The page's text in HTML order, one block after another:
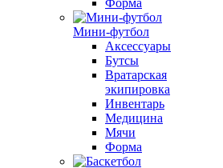
Форма
Мини-футбол
Аксессуары
Бутсы
Вратарская
экипировка
Инвентарь
Медицина
Мячи
Форма